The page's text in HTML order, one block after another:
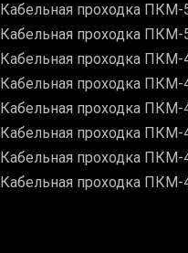
Кабельная проходка ПКМ-
Кабельная проходка ПКМ-
Кабельная проходка ПКМ-
Кабельная проходка ПКМ-
Кабельная проходка ПКМ-
Кабельная проходка ПКМ-
Кабельная проходка ПКМ-
Кабельная проходка ПКМ-